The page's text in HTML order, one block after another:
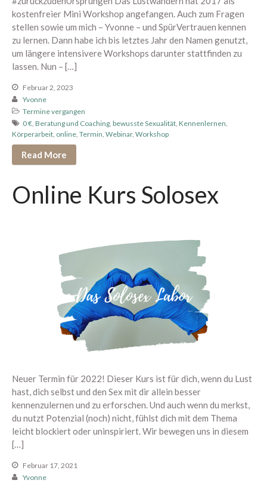
April 2021
März 2021
Februar 2021
Oktober 2020
Juli 2020
Juni 2020
Februar 2020
Januar 2020
Dezember 2019
November 2019
Oktober 2019
August 2019
Juli 2019
Mai 2019
kostenfreier Mini Workshop angefangen. Auch zum Fragen
stellen sowie um mich – Yvonne – und SpürVertrauen kennen
zu lernen. Dann habe ich bis letztes Jahr den Namen genutzt,
um längere intensivere Workshops darunter stattfinden zu
lassen. Nun – […]
Februar 2, 2023
Yvonne
Termine vergangen
0 € Beratung und Coaching bewusste Sexualität Kennenlernen
Körperarbeit online Termin Webinar, Workshop
Read More
Online Kurs Solosex
Neuer Termin für 2022! Dieser Kurs ist für dich, wenn du Lust
hast, dich selbst und den Sex mit dir allein besser
kennenzulernen und zu erforschen. Und auch wenn du merkst,
du nutzt Potenzial (noch) nicht, fühlst dich mit dem Thema
leicht blockiert oder uninspiriert. Wir bewegen uns in diesem
[…]
Februar 17, 2021
Yvonne